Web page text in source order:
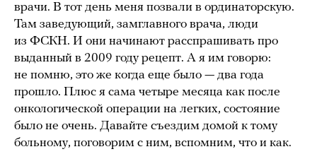
врачи. В тот день меня позвали в ординаторскую.
Там заведующий, замглавного врача, люди
из ФСКН. И они начинают расспрашивать про
выданный в 2009 году рецепт. А я им говорю:
не помню, это же когда еще было — два года
прошло. Плюс я сама четыре месяца как после
онкологической операции на легких, состояние
было не очень. Давайте съездим домой к тому
больному, поговорим с ним, вспомним, что и как.